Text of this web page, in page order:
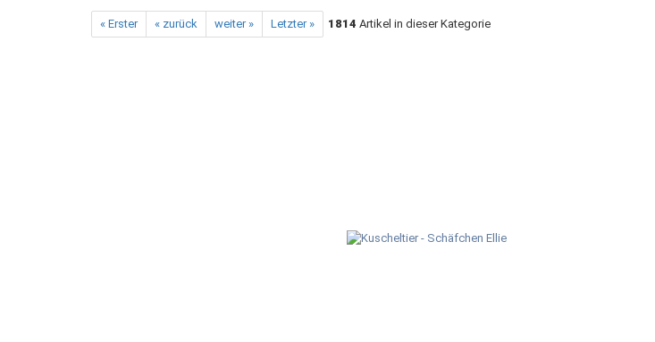
« Erster « zurück weiter » Letzter » 1814 Artikel in dieser Kategorie